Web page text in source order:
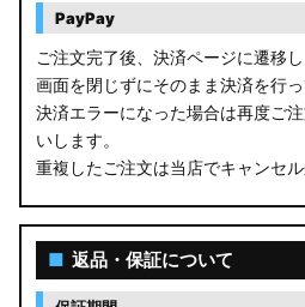
PayPay
ご注文完了後、決済ページに遷移し
画面を閉じずにそのまま決済を行っ
決済エラーになった場合は再度ご
いします。
重複したご注文は当店でキャンセル
■ 返品・保証について